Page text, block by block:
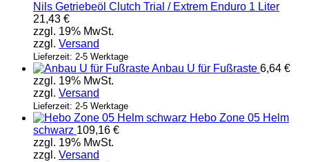
Nils Getriebeöl Clutch Trial / Extrem Enduro 1 Liter
21,43 €
zzgl. 19% MwSt.
zzgl. Versand
Lieferzeit: 2-5 Werktage
Anbau U für Fußraste 6,64 €
zzgl. 19% MwSt.
zzgl. Versand
Lieferzeit: 2-5 Werktage
Hebo Zone 05 Helm
schwarz 109,16 €
zzgl. 19% MwSt.
zzgl. Versand